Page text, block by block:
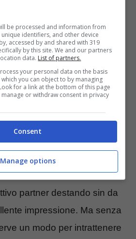
Lando (Blueshouse.it)
così, con Lorenzo e
messi insieme senza
Adesso che “Ballando con
loro sono alle prese conla
da un mesetto circa a
famiglie c’è intesa:
hanno conosciuto i
partner destando sin da
impressione. Ma senza
un modo per intrattenere
be processed and information from
identifiers, and other device
accessed by and shared with 319
by this site. We and our partners
data. List of partners.
your personal data on the basis
you can object to by managing
for a link at the bottom of this page
or withdraw consent in privacy
Consent
Manage options